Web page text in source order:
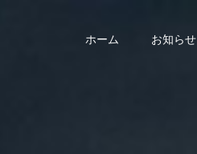
ホーム お知らせ